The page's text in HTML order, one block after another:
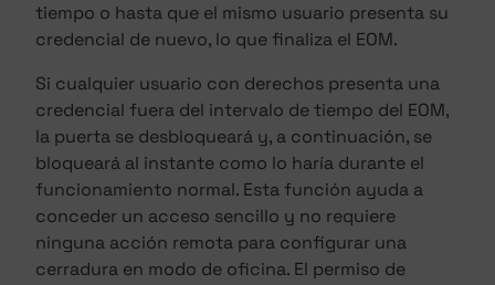
tiempo o hasta que el mismo usuario presenta su
credencial de nuevo, lo que finaliza el EOM.
Si cualquier usuario con derechos presenta una
credencial fuera del intervalo de tiempo del EOM,
la puerta se desbloqueará y, a continuación, se
bloqueará al instante como lo haría durante el
funcionamiento normal. Esta función ayuda a
conceder un acceso sencillo y no requiere
ninguna acción remota para configurar una
cerradura en modo de oficina. El permiso de